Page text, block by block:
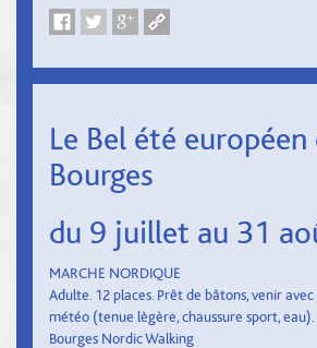
Le Bel été européen
Bourges
du 9 juillet au 31
MARCHE NORDIQUE
Adulte. 12 places. Prêt de bâtons, venir
météo (tenue lègère, chaussure sport, eau).
Bourges Nordic Walking